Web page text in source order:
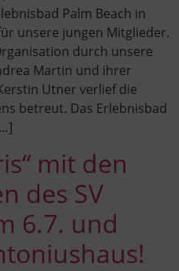
Palm Beach in
unsere jungen Mitglieder.
durch unsere
Martin und ihrer
Utner verlief die
betreut. Das Erlebnisbad
mit den
des SV
6.7. und